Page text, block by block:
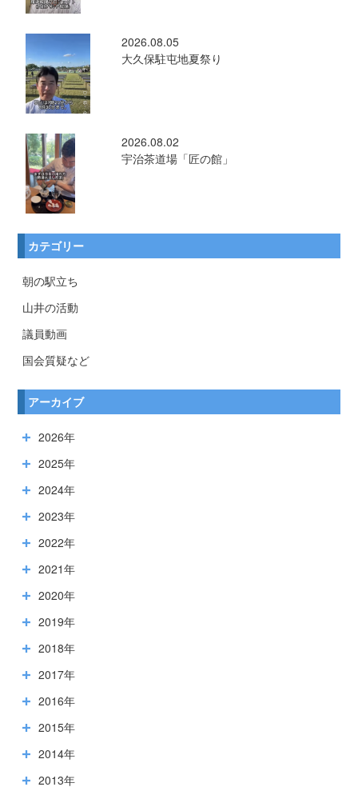
2026.08.05
大久保駐屯地夏祭り
2026.08.02
宇治茶道場「匠の館」
カテゴリー
朝の駅立ち
山井の活動
議員動画
国会質疑など
アーカイブ
2026年
2025年
2024年
2023年
2022年
2021年
2020年
2019年
2018年
2017年
2016年
2015年
2014年
2013年